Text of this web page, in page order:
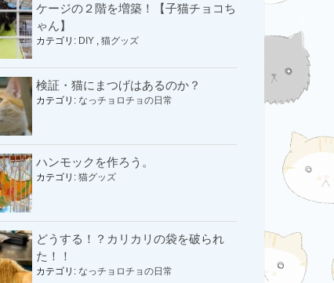
ケージの２階を増築！【子猫チョコち
ゃん】
カテゴリ: DIY 猫グッズ
検証・猫にまつげはあるのか？
カテゴリ: なっチョロチョの日常
ハンモックを作ろう。
カテゴリ: 猫グッズ
どうする！？カリカリの袋を破られ
た！！
カテゴリ: なっチョロチョの日常